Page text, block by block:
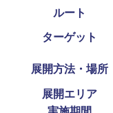
ルート
ターゲット
展開方法・場所
展開エリア